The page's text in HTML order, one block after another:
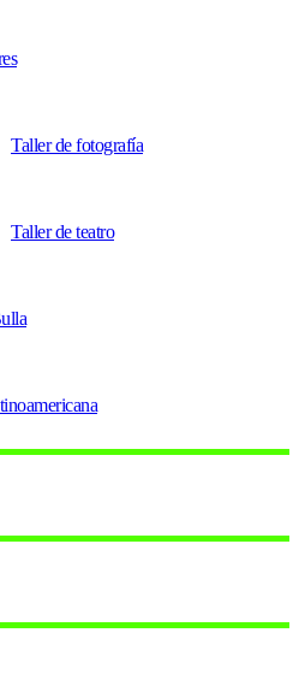
Taller de fotografía
Taller de teatro